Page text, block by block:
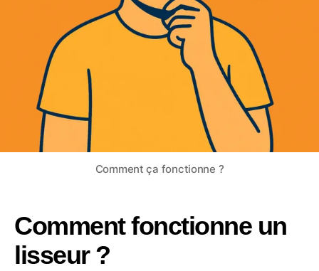
Comment ça fonctionne ?
Comment fonctionne un
lisseur ?